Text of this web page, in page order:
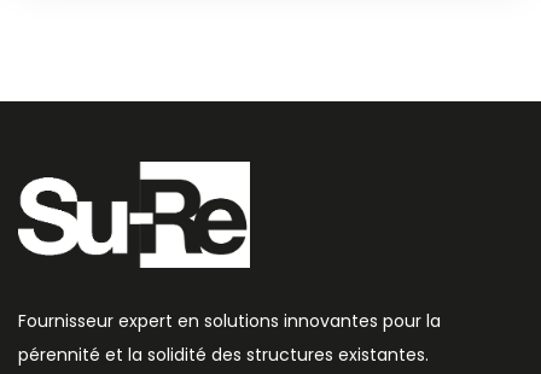
Fournisseur expert en solutions innovantes pour la
pérennité et la solidité des structures existantes.